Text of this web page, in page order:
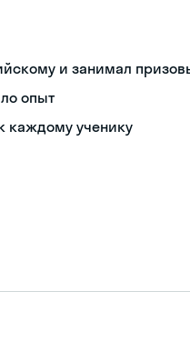
и занимал
опыт
каждому ученику